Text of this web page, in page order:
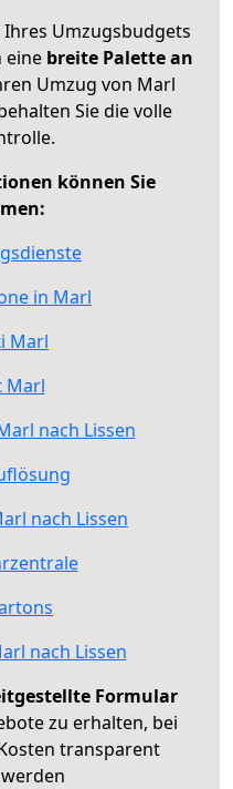
Umzugsbudgets
eine breite Palette an
Umzug von Marl
Sie die volle
können Sie
in Marl
Marl
Marl
nach Lissen
nach Lissen
nach Lissen
Formular
zu erhalten, bei
transparent